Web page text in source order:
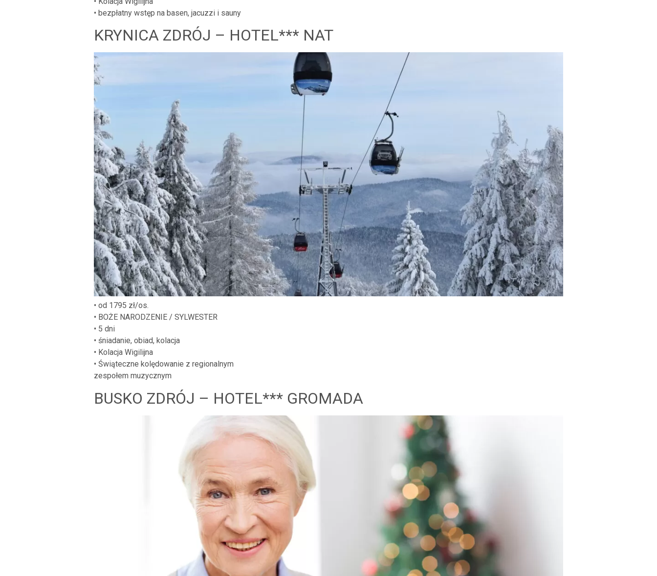
• bezpłatny wstęp na basen, jacuzzi i sauny
KRYNICA ZDRÓJ – HOTEL*** NAT
• od 1795 zł/os.
• BOŻE NARODZENIE / SYLWESTER
• 5 dni
• śniadanie, obiad, kolacja
• Kolacja Wigilijna
• Świąteczne kolędowanie z regionalnym
zespołem muzycznym
BUSKO ZDRÓJ – HOTEL*** GROMADA